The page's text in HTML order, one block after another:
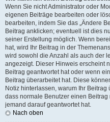
Wenn Sie nicht Administrator oder
eigenen Beiträge bearbeiten oder
bearbeiten, indem Sie das „Ändere
Beitrag anklicken; eventuell ist dies
seiner Erstellung möglich. Wenn
hat, wird Ihr Beitrag in der
wird sowohl die Anzahl als auch der
angezeigt. Dieser Hinweis erscheint
Beitrag geantwortet hat oder wenn
Beitrag überarbeitet hat. Diese
Notiz hinterlassen, warum Ihr
dass normale Benutzer einen
jemand darauf geantwortet hat.
Nach oben